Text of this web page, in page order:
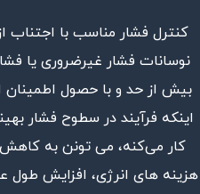
کنترل فشار مناسب با اجتناب از
نوسانات فشار غیرضروری یا
بیش از حد و با حصول اطمینان
اینکه فرآیند در سطوح فشار
کار می‌کنه، می تونن به کاهش
هزینه های انرژی، افزایش طول